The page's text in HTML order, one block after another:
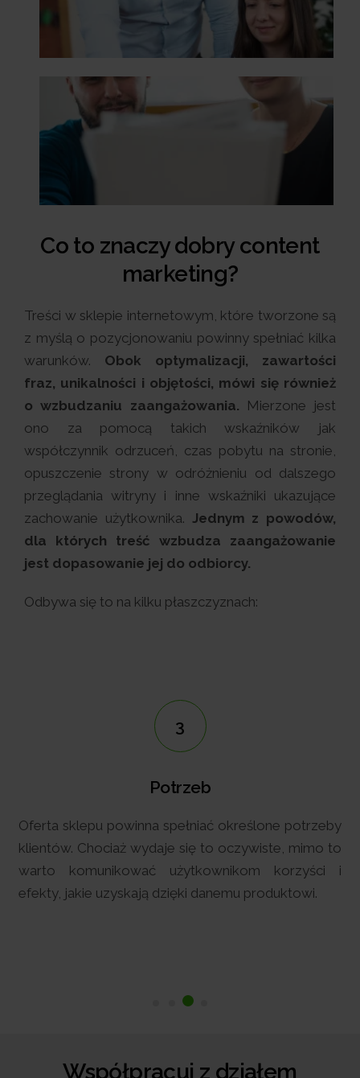
Co to znaczy dobry content
marketing?
Treści w sklepie internetowym, które tworzone są
z myślą o pozycjonowaniu powinny spełniać kilka
warunków. Obok optymalizacji, zawartości
fraz, unikalności i objętości, mówi się również
o wzbudzaniu zaangażowania. Mierzone jest
ono za pomocą takich wskaźników jak
współczynnik odrzuceń, czas pobytu na stronie,
opuszczenie strony w odróżnieniu od dalszego
przeglądania witryny i inne wskaźniki ukazujące
zachowanie użytkownika. Jednym z powodów,
dla których treść wzbudza zaangażowanie
jest dopasowanie jej do odbiorcy.
Odbywa się to na kilku płaszczyznach:
3
Potrzeb
Oferta sklepu powinna spełniać określone potrzeby
klientów. Chociaż wydaje się to oczywiste, mimo to
warto komunikować użytkownikom korzyści i
efekty, jakie uzyskają dzięki danemu produktowi.
Współpracuj z działem